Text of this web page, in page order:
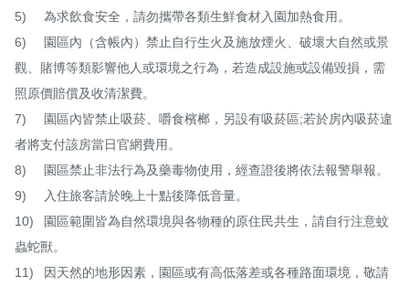
5)	為求飲食安全，請勿攜帶各類生鮮食材入園加熱食用。
6)	園區內（含帳內）禁止自行生火及施放煙火、破壞大自然或景
觀、賭博等類影響他人或環境之行為，若造成設施或設備毀損，需
照原價賠償及收清潔費。
7)	園區內皆禁止吸菸、嚼食檳榔，另設有吸菸區;若於房內吸菸違
者將支付該房當日官網費用。
8)	園區禁止非法行為及藥毒物使用，經查證後將依法報警舉報。
9)	入住旅客請於晚上十點後降低音量。
10)	園區範圍皆為自然環境與各物種的原住民共生，請自行注意蚊
蟲蛇獸。
11)	因天然的地形因素，園區或有高低落差或各種路面環境，敬請